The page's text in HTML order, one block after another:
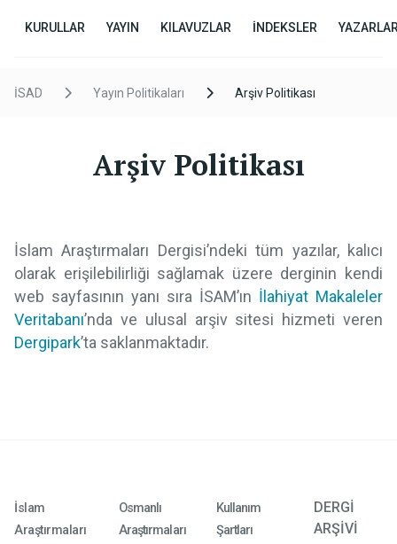
KURULLAR YAYIN KILAVUZLAR İNDEKSLER
İSAD Yayın Politikaları Arşiv Politikası
Arşiv Politikası
İslam Araştırmaları Dergisi’ndeki tüm yazılar, kalıcı
olarak erişilebilirliği sağlamak üzere derginin kendi
web sayfasının yanı sıra İSAM’ın İlahiyat Makaleler
Veritabanı’nda ve ulusal arşiv sitesi hizmeti veren
Dergipark’ta saklanmaktadır.
İslam
Araştırmaları
Osmanlı
Araştırmaları
Kullanım
Şartları
DERGİ
ARŞİVİ